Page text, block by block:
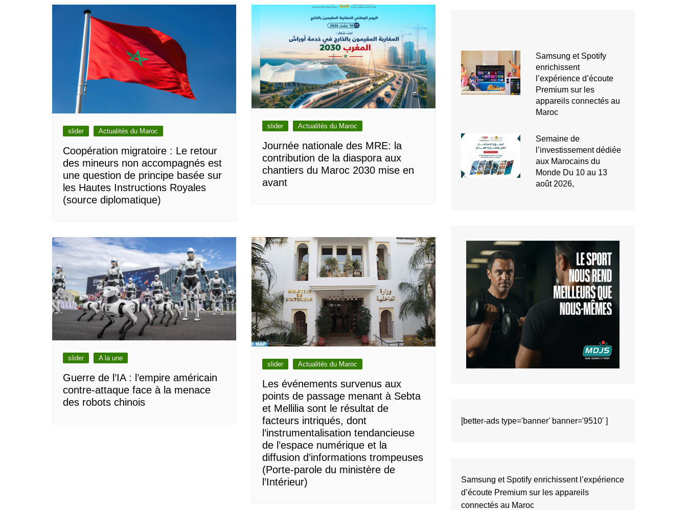
l’article
slider Actualités du Maroc
Coopération migratoire : Le retour
des mineurs non accompagnés est
une question de principe basée sur
les Hautes Instructions Royales
(source diplomatique)
slider Actualités du Maroc
Journée nationale des MRE: la
contribution de la diaspora aux
chantiers du Maroc 2030 mise en
avant
slider A la une
Guerre de l’IA : l’empire américain
contre-attaque face à la menace
des robots chinois
slider Actualités du Maroc
Les événements survenus aux
points de passage menant à Sebta
et Mellilia sont le résultat de
facteurs intriqués, dont
l’instrumentalisation tendancieuse
de l’espace numérique et la
diffusion d’informations trompeuses
(Porte-parole du ministère de
l’Intérieur)
Samsung et Spotify
enrichissent
l’expérience d’écoute
Premium sur les
appareils connectés au
Maroc
Semaine de
l’investissement dédiée
aux Marocains du
Monde Du 10 au 13
août 2026,
[better-ads type='banner' banner='9510' ]
Samsung et Spotify enrichissent l’expérience
d’écoute Premium sur les appareils
connectés au Maroc